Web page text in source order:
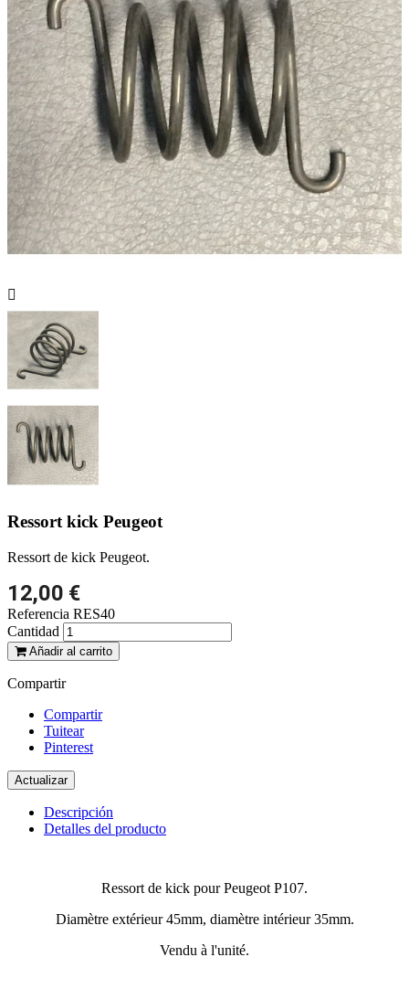

Ressort kick Peugeot
Ressort de kick Peugeot.
12,00 €
Referencia RES40
Cantidad
Añadir al carrito
Compartir
Compartir
Tuitear
Pinterest
Descripción
Detalles del producto
Ressort de kick pour Peugeot P107.
Diamètre extérieur 45mm, diamètre intérieur 35mm.
Vendu à l'unité.